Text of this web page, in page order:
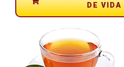
DE